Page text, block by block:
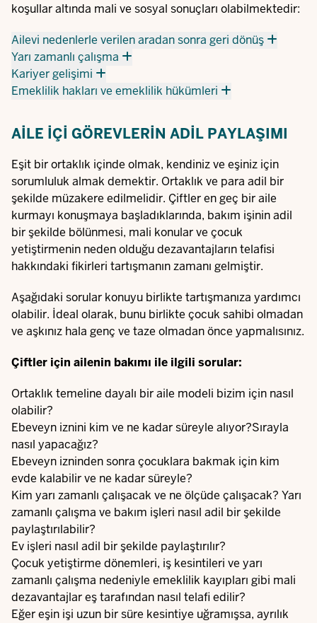
koşullar altında mali ve sosyal sonuçları olabilmektedir:
Ailevi nedenlerle verilen aradan sonra geri dönüş
Yarı zamanlı çalışma
Kariyer gelişimi
Emeklilik hakları ve emeklilik hükümleri
AILE IÇI GÖREVLERIN ADIL PAYLAŞIMI
Eşit bir ortaklık içinde olmak, kendiniz ve eşiniz için
sorumluluk almak demektir. Ortaklık ve para adil bir
şekilde müzakere edilmelidir. Çiftler en geç bir aile
kurmayı konuşmaya başladıklarında, bakım işinin adil
bir şekilde bölünmesi, mali konular ve çocuk
yetiştirmenin neden olduğu dezavantajların telafisi
hakkındaki fikirleri tartışmanın zamanı gelmiştir.
Aşağıdaki sorular konuyu birlikte tartışmanıza yardımcı
olabilir. İdeal olarak, bunu birlikte çocuk sahibi olmadan
ve aşkınız hala genç ve taze olmadan önce yapmalısınız.
Çiftler için ailenin bakımı ile ilgili sorular:
Ortaklık temeline dayalı bir aile modeli bizim için nasıl
olabilir?
Ebeveyn iznini kim ve ne kadar süreyle alıyor?Sırayla
nasıl yapacağız?
Ebeveyn izninden sonra çocuklara bakmak için kim
evde kalabilir ve ne kadar süreyle?
Kim yarı zamanlı çalışacak ve ne ölçüde çalışacak? Yarı
zamanlı çalışma ve bakım işleri nasıl adil bir şekilde
paylaştırılabilir?
Ev işleri nasıl adil bir şekilde paylaştırılır?
Çocuk yetiştirme dönemleri, iş kesintileri ve yarı
zamanlı çalışma nedeniyle emeklilik kayıpları gibi mali
dezavantajlar eş tarafından nasıl telafi edilir?
Eğer eşin işi uzun bir süre kesintiye uğramışsa, ayrılık